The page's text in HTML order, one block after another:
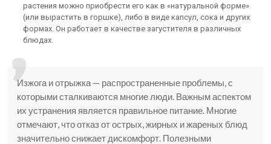
растения можно приобрести его как в «натуральной форме»
(или вырастить в горшке), либо в виде капсул, сока и других
формах. Он работает в качестве загустителя в различных
блюдах.
Изжога и отрыжка — распространенные проблемы, с
которыми сталкиваются многие люди. Важным аспектом
их устранения является правильное питание. Многие
отмечают, что отказ от острых, жирных и жареных блюд
значительно снижает дискомфорт. Полезными